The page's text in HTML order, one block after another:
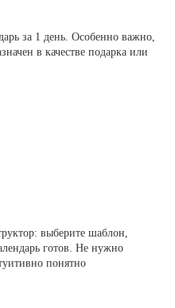
за 1 день. Особенно важно,
в качестве подарка или
выберите шаблон,
готов. Не нужно
понятно